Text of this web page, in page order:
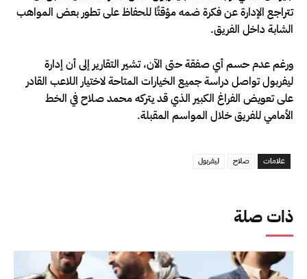
ذات صلة
تتراجع الإدارة عن فكرة ضمه مؤقتًا للحفاظ على تطور بعض المواهب
الشابة داخل الفريق.
ورغم عدم حسم أي صفقة حتى الآن، تشير التقارير إلى أن إدارة
ليفربول تواصل دراسة جميع الخيارات المتاحة لاختيار اللاعب القادر
على تعويض الفراغ الكبير الذي قد يتركه محمد صلاح في الخط
الأمامي للفريق خلال المواسم المقبلة.
علامات صلاح ليفربول